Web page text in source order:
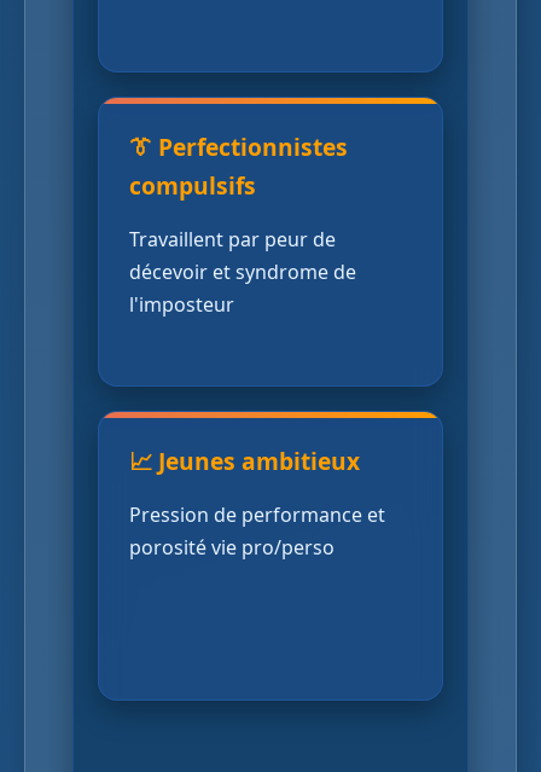
👔 Perfectionnistes
compulsifs
Travaillent par peur de
décevoir et syndrome de
l'imposteur
📈 Jeunes ambitieux
Pression de performance et
porosité vie pro/perso